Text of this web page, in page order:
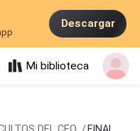
Descargar
Mi biblioteca